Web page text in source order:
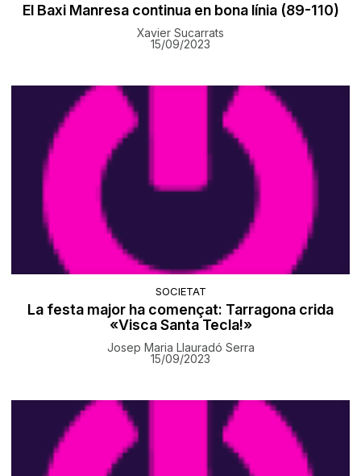
El Baxi Manresa continua en bona línia (89-110)
Xavier Sucarrats
15/09/2023
SOCIETAT
La festa major ha començat: Tarragona crida
«Visca Santa Tecla!»
Josep Maria Llauradó Serra
15/09/2023